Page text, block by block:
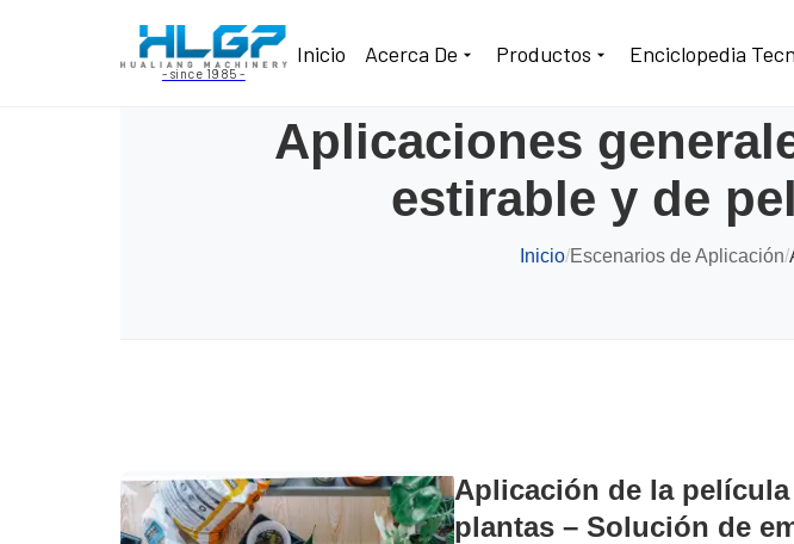
- since 1985 -
Inicio Acerca De Productos Enciclopedia
Aplicaciones
estirable y de
Inicio/Escenarios de Aplicación/
Aplicación de la
plantas – Solución de